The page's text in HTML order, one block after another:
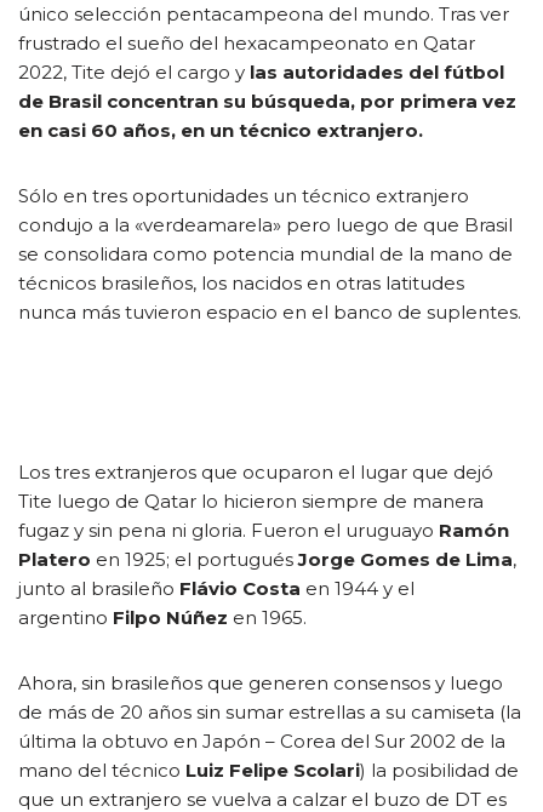
único selección pentacampeona del mundo. Tras ver
frustrado el sueño del hexacampeonato en Qatar
2022, Tite dejó el cargo y las autoridades del fútbol
de Brasil concentran su búsqueda, por primera vez
en casi 60 años, en un técnico extranjero.
Sólo en tres oportunidades un técnico extranjero
condujo a la «verdeamarela» pero luego de que Brasil
se consolidara como potencia mundial de la mano de
técnicos brasileños, los nacidos en otras latitudes
nunca más tuvieron espacio en el banco de suplentes.
Los tres extranjeros que ocuparon el lugar que dejó
Tite luego de Qatar lo hicieron siempre de manera
fugaz y sin pena ni gloria. Fueron el uruguayo Ramón
Platero en 1925; el portuguésJorge Gomes de Lima,
junto al brasileño Flávio Costa en 1944 y el
argentino Filpo Núñez en 1965.
Ahora, sin brasileños que generen consensos y luego
de más de 20 años sin sumar estrellas a su camiseta (la
última la obtuvo en Japón – Corea del Sur 2002 de la
mano del técnico Luiz Felipe Scolari) la posibilidad de
que un extranjero se vuelva a calzar el buzo de DT es